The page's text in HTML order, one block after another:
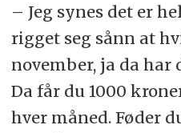
– Jeg synes det er
rigget seg sånn at
november, ja da har
Da får du 1000
hver måned. Føder